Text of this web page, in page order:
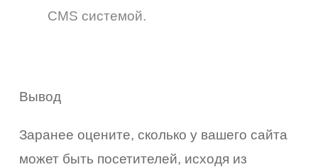
CMS системой.
Вывод
Заранее оцените, сколько у вашего сайта
может быть посетителей, исходя из